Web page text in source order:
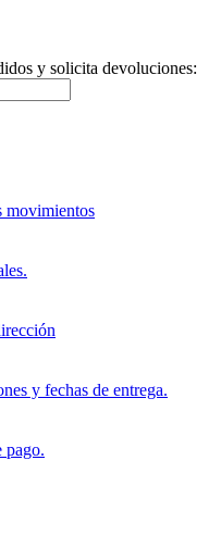
y solicita devoluciones:
movimientos
y fechas de entrega.
pago.